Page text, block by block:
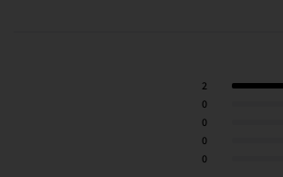
2
0
0
0
0